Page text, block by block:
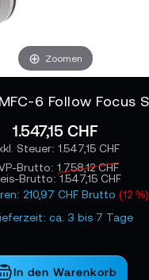
Zoomen
1.547,15 CHF
1.547,15 CHF
Brutto:1.758,12 CHF
Brutto: 1.547,15 CHF
210,97 CHF Brutto (12 %)
ca. 3 bis 7 Tage
In den Warenkorb